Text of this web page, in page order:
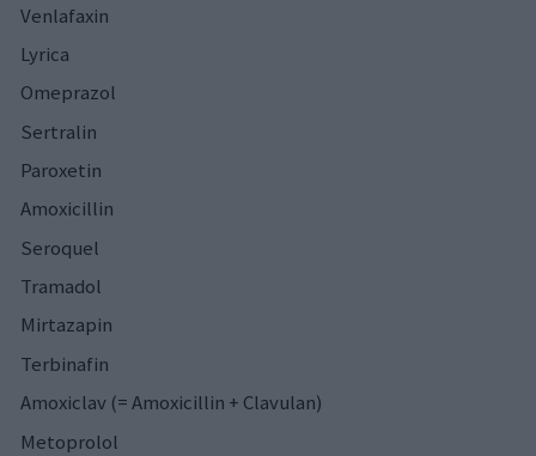
Venlafaxin
Lyrica
Omeprazol
Sertralin
Paroxetin
Amoxicillin
Seroquel
Tramadol
Mirtazapin
Terbinafin
Amoxiclav (= Amoxicillin + Clavulan)
Metoprolol